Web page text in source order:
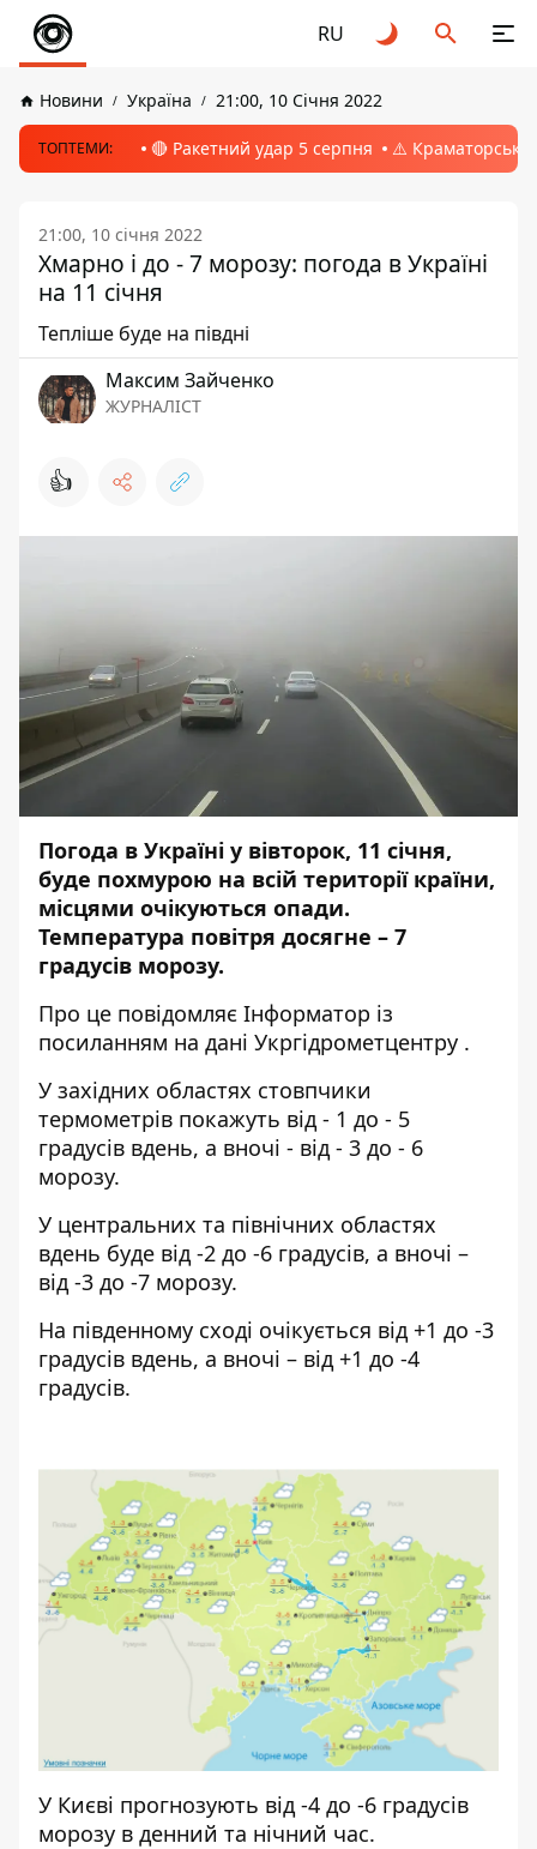
RU
Новини Україна 21:00, 10 Січня 2022
ТОПТЕМИ: 🔴 Ракетний удар 5 серпня ⚠️ Краматорськ,
21:00, 10 січня 2022
Хмарно і до - 7 морозу: погода в Україні
на 11 січня
Тепліше буде на півдні
Максим Зайченко
ЖУРНАЛІСТ
👍
Погода в Україні у вівторок, 11 січня,
буде похмурою на всій території країни,
місцями очікуються опади.
Температура повітря досягне – 7
градусів морозу.
Про це повідомляє Інформатор із
посиланням на дані Укргідрометцентру .
У західних областях стовпчики
термометрів покажуть від - 1 до - 5
градусів вдень, а вночі - від - 3 до - 6
морозу.
У центральних та північних областях
вдень ​​буде від -2 до -6 градусів, а вночі –
від -3 до -7 морозу.
На південному сході очікується від +1 до -3
градусів вдень, а вночі – від +1 до -4
градусів.
У Києві прогнозують від -4 до -6 градусів
морозу в денний та нічний час.